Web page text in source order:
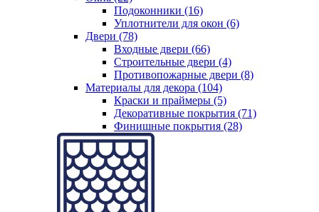
Подоконники (16)
Уплотнители для окон (6)
Двери (78)
Входные двери (66)
Строительные двери (4)
Противопожарные двери (8)
Материалы для декора (104)
Краски и праймеры (5)
Декоративные покрытия (71)
Финишные покрытия (28)